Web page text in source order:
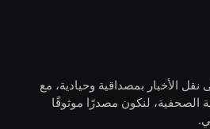
الأخبار بمصداقية وحيادية، مع
الصحفية، لنكون مصدرًا موثوقًا